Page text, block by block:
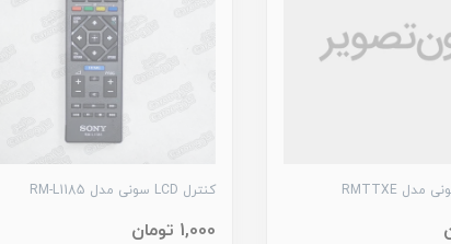
کنترل LCD سونی مدل RM-L1185
1,000 تومان